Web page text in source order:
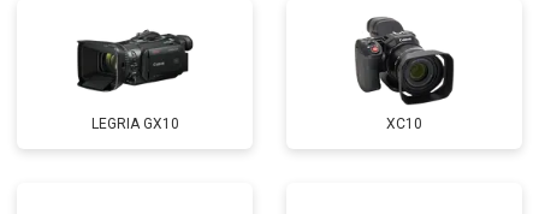
LEGRIA GX10 XC10